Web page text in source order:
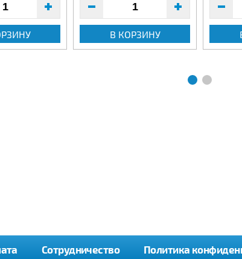
В КОРЗИНУ
Сотрудничество Политика